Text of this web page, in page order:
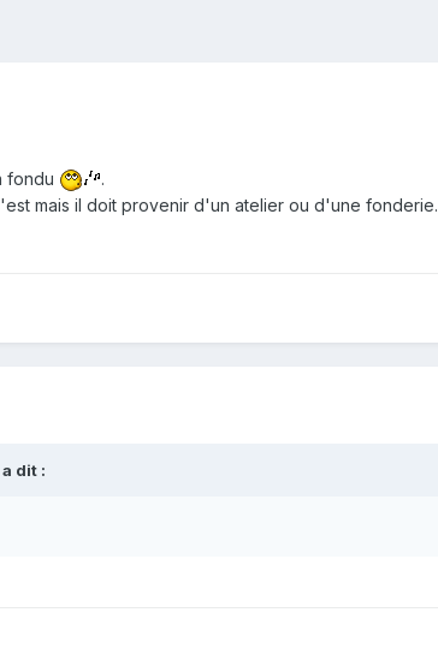
fondu
.
mais il doit provenir d'un atelier ou d'une fonderie.
a dit :